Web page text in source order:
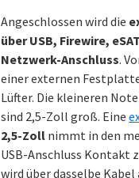
Angeschlossen wird die
über USB, Firewire,
Netzwerk-Anschluss.
einer externen
Lüfter. Die kleineren
sind 2,5-Zoll groß. Eine
2,5-Zoll nimmt in den
USB-Anschluss Kontakt
wird über dasselbe